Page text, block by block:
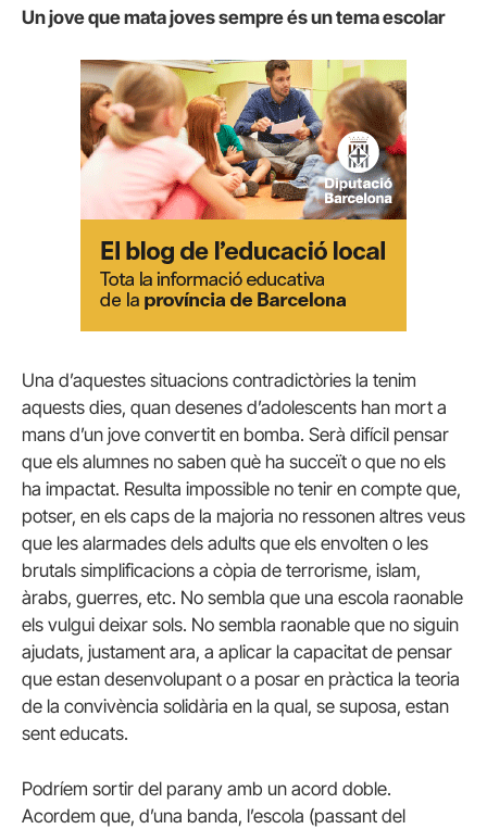
Un jove que mata joves sempre és un tema escolar
Una d’aquestes situacions contradictòries la tenim
aquests dies, quan desenes d’adolescents han mort a
mans d’un jove convertit en bomba. Serà difícil pensar
que els alumnes no saben què ha succeït o que no els
ha impactat. Resulta impossible no tenir en compte que,
potser, en els caps de la majoria no ressonen altres veus
que les alarmades dels adults que els envolten o les
brutals simplificacions a còpia de terrorisme, islam,
àrabs, guerres, etc. No sembla que una escola raonable
els vulgui deixar sols. No sembla raonable que no siguin
ajudats, justament ara, a aplicar la capacitat de pensar
que estan desenvolupant o a posar en pràctica la teoria
de la convivència solidària en la qual, se suposa, estan
sent educats.
Podríem sortir del parany amb un acord doble.
Acordem que, d’una banda, l’escola (passant del